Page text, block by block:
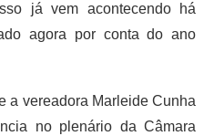
já vem acontecendo há
agora por conta do ano
a vereadora Marleide Cunha
no plenário da Câmara